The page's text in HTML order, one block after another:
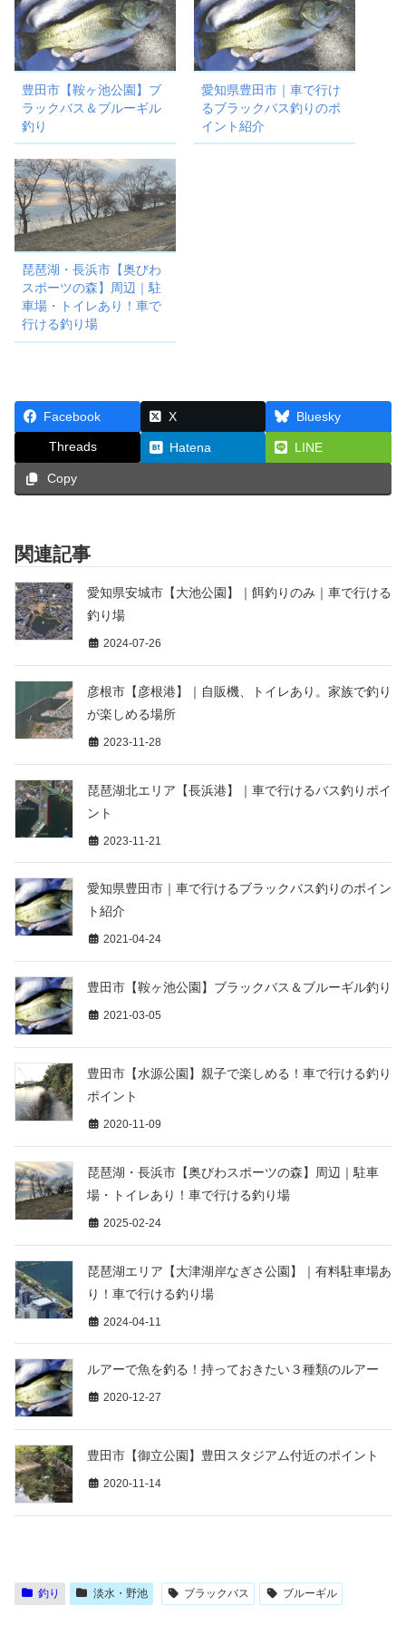
豊田市【鞍ヶ池公園】ブ
ラックバス＆ブルーギル
釣り
愛知県豊田市｜車で行け
るブラックバス釣りのポ
イント紹介
琵琶湖・長浜市【奥びわ
スポーツの森】周辺｜駐
車場・トイレあり！車で
行ける釣り場
Facebook X Bluesky
Threads Hatena LINE
Copy
関連記事
愛知県安城市【大池公園】｜餌釣りのみ｜車で行ける
釣り場
2024-07-26
彦根市【彦根港】｜自販機、トイレあり。家族で釣り
が楽しめる場所
2023-11-28
琵琶湖北エリア【長浜港】｜車で行けるバス釣りポイ
ント
2023-11-21
愛知県豊田市｜車で行けるブラックバス釣りのポイン
ト紹介
2021-04-24
豊田市【鞍ヶ池公園】ブラックバス＆ブルーギル釣り
2021-03-05
豊田市【水源公園】親子で楽しめる！車で行ける釣り
ポイント
2020-11-09
琵琶湖・長浜市【奥びわスポーツの森】周辺｜駐車
場・トイレあり！車で行ける釣り場
2025-02-24
琵琶湖エリア【大津湖岸なぎさ公園】｜有料駐車場あ
り！車で行ける釣り場
2024-04-11
ルアーで魚を釣る！持っておきたい３種類のルアー
2020-12-27
豊田市【御立公園】豊田スタジアム付近のポイント
2020-11-14
釣り 淡水・野池 ブラックバス ブルーギル